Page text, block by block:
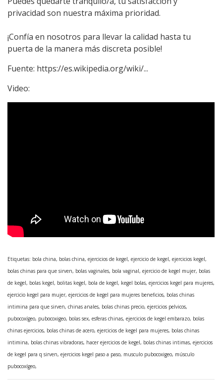
privacidad son nuestra máxima prioridad.
¡Confía en nosotros para llevar la calidad hasta tu
puerta de la manera más discreta posible!
Fuente: https://es.wikipedia.org/wiki/...
Video:
Etiquetas: bola china, bolas china, ejercicios de kegel, ejercicio de kegel, ejercicios kegel,
bolas chinas para que sirven, bolas vaginales, bola vaginal, ejercicio de kegel mujer, bolas
de kegel, bolas kegel, bolitas kegel, bola de kegel, kegel bolas, ejercicios kegel para mujeres,
ejercicio kegel para mujer, ejercicios de kegel para mujeres beneficios, bolas chinas
intimina para que sirven, chinas anales, bolas chinas precio, ejercicios pelvicos,
pubocoxígeo, pubocoxigeo, bolas sex, esferas chinas, ejercicios de kegel embarazo, bolas
chinas ejercicios, bolas chinas de acero, ejercicios de kegel para mujeres, bolas chinas
intimina, bolas chinas vibradoras, hacer ejercicios de kegel, bolas chinas intimas, ejercicios
de kegel para q sirven, ejercicios kegel paso a paso, musculo pubocoxigeo, músculo
pubocoxígeo,